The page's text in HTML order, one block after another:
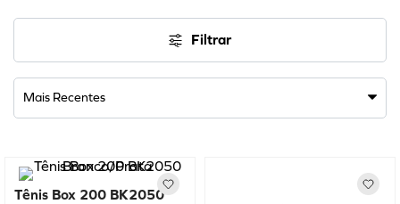
Filtrar
Mais Recentes
Tênis Box 200 BK2050